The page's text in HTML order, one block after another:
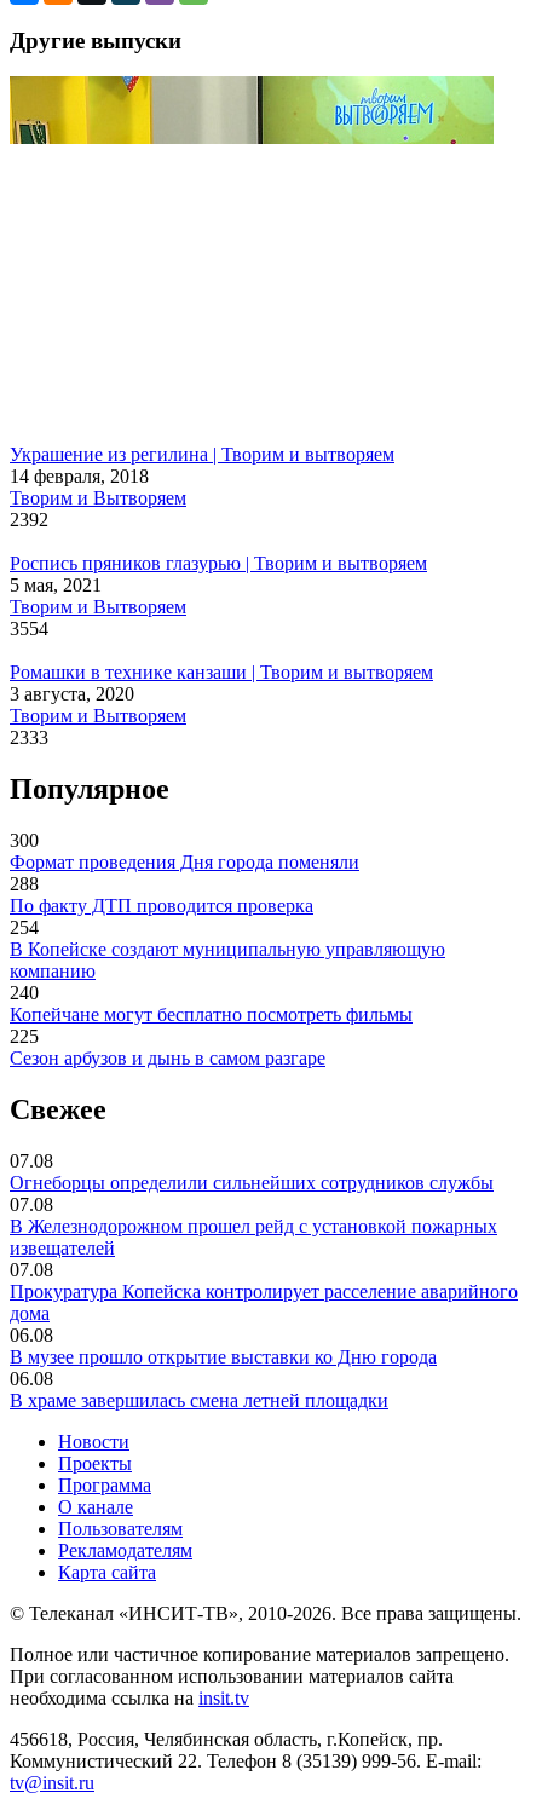
Другие выпуски
Украшение из регилина | Творим и вытворяем
14 февраля, 2018
Творим и Вытворяем
2392
Роспись пряников глазурью | Творим и вытворяем
5 мая, 2021
Творим и Вытворяем
3554
Ромашки в технике канзаши | Творим и вытворяем
3 августа, 2020
Творим и Вытворяем
2333
Популярное
300
Формат проведения Дня города поменяли
288
По факту ДТП проводится проверка
254
В Копейске создают муниципальную управляющую
компанию
240
Копейчане могут бесплатно посмотреть фильмы
225
Сезон арбузов и дынь в самом разгаре
Свежее
07.08
Огнеборцы определили сильнейших сотрудников службы
07.08
В Железнодорожном прошел рейд с установкой пожарных
извещателей
07.08
Прокуратура Копейска контролирует расселение аварийного
дома
06.08
В музее прошло открытие выставки ко Дню города
06.08
В храме завершилась смена летней площадки
Новости
Проекты
Программа
О канале
Пользователям
Рекламодателям
Карта сайта
© Телеканал «ИНСИТ-ТВ», 2010-2026. Все права защищены.
Полное или частичное копирование материалов запрещено.
При согласованном использовании материалов сайта
необходима ссылка на insit.tv
456618, Россия, Челябинская область, г.Копейск, пр.
Коммунистический 22. Телефон 8 (35139) 999-56. E-mail:
tv@insit.ru